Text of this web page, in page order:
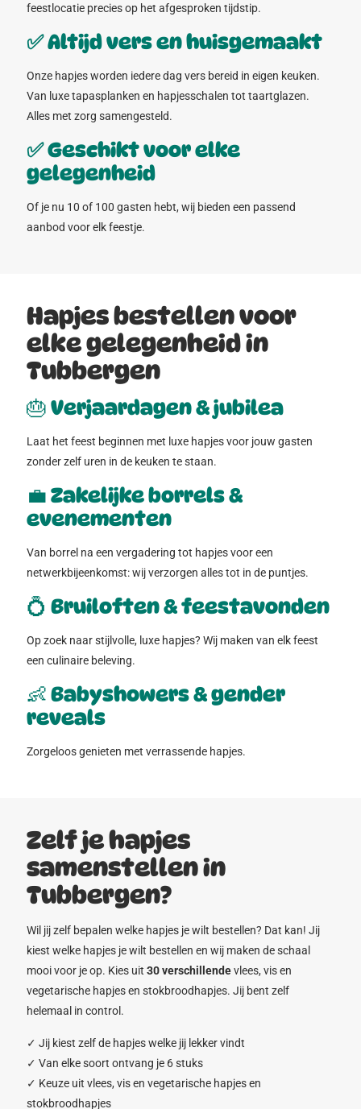
feestlocatie precies op het afgesproken tijdstip.
✅ Altijd vers en huisgemaakt
Onze hapjes worden iedere dag vers bereid in eigen keuken.
Van luxe tapasplanken en hapjesschalen tot taartglazen.
Alles met zorg samengesteld.
✅ Geschikt voor elke
gelegenheid
Of je nu 10 of 100 gasten hebt, wij bieden een passend
aanbod voor elk feestje.
Hapjes bestellen voor
elke gelegenheid in
Tubbergen
🎂 Verjaardagen & jubilea
Laat het feest beginnen met luxe hapjes voor jouw gasten
zonder zelf uren in de keuken te staan.
💼 Zakelijke borrels &
evenementen
Van borrel na een vergadering tot hapjes voor een
netwerkbijeenkomst: wij verzorgen alles tot in de puntjes.
💍 Bruiloften & feestavonden
Op zoek naar stijlvolle, luxe hapjes? Wij maken van elk feest
een culinaire beleving.
👶 Babyshowers & gender
reveals
Zorgeloos genieten met verrassende hapjes.
Zelf je hapjes
samenstellen in
Tubbergen?
Wil jij zelf bepalen welke hapjes je wilt bestellen? Dat kan! Jij
kiest welke hapjes je wilt bestellen en wij maken de schaal
mooi voor je op. Kies uit 30 verschillendevlees, vis en
vegetarische hapjes en stokbroodhapjes. Jij bent zelf
helemaal in control.
✓ Jij kiest zelf de hapjes welke jij lekker vindt
✓ Van elke soort ontvang je 6 stuks
✓ Keuze uit vlees, vis en vegetarische hapjes en
stokbroodhapjes